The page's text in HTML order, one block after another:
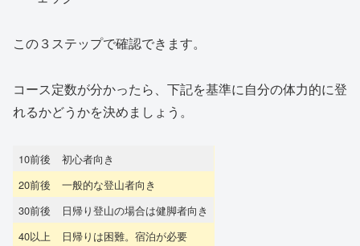
この３ステップで確認できます。
コース定数が分かったら、下記を基準に自分の体力的に登
れるかどうかを決めましょう。
10前後
初心者向き
20前後
一般的な登山者向き
30前後
日帰り登山の場合は健脚者向き
40以上
日帰りは困難。宿泊が必要